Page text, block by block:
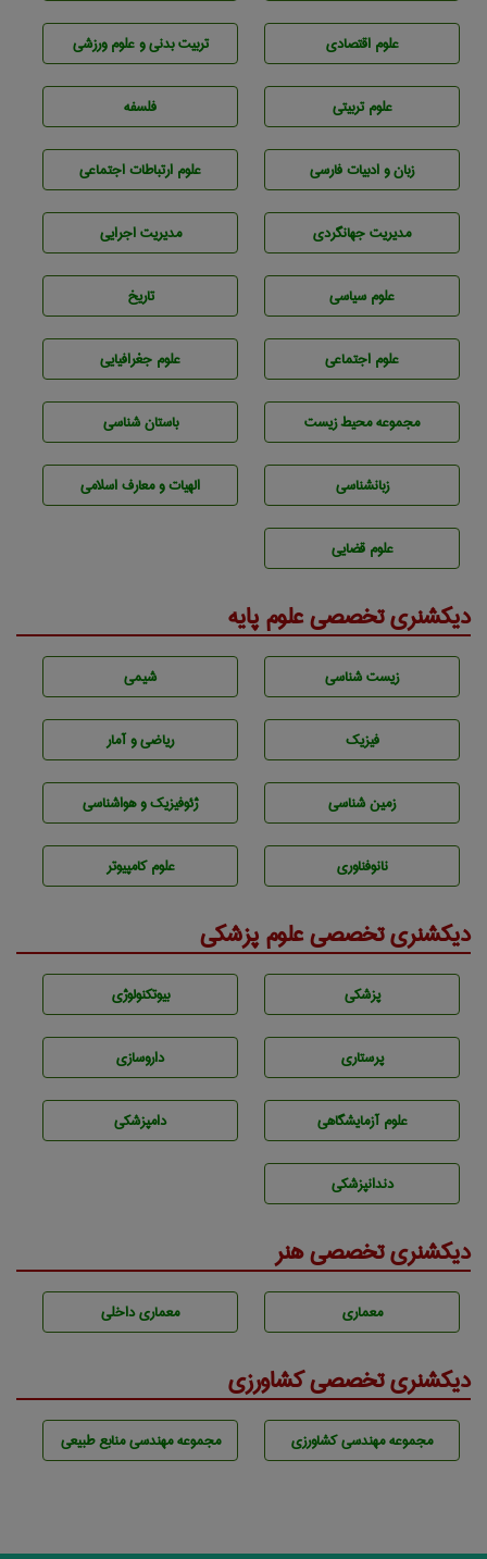
علوم اقتصادی تربيت بدنی و علوم ورزشی
علوم تربيتی فلسفه
زبان و ادبيات فارسی علوم ارتباطات اجتماعی
مديريت جهانگردی مديريت اجرايی
علوم سياسی تاريخ
علوم اجتماعی علوم جغرافيايی
مجموعه محيط زيست باستان شناسی
زبانشناسی الهیات و معارف اسلامی
علوم قضایی
دیکشنری تخصصی علوم پایه
زيست شناسی شيمی
فیزیک ریاضی و آمار
زمين شناسی ژئوفيزيك و هواشناسی
نانوفناوری علوم کامپیوتر
دیکشنری تخصصی علوم پزشکی
پزشكی بيوتكنولوژی
پرستاری داروسازی
علوم آزمايشگاهی دامپزشكی
دندانپزشكی
دیکشنری تخصصی هنر
معماری معماری داخلی
دیکشنری تخصصی کشاورزی
مجموعه مهندسی كشاورزی مجموعه مهندسی منابع طبيعی